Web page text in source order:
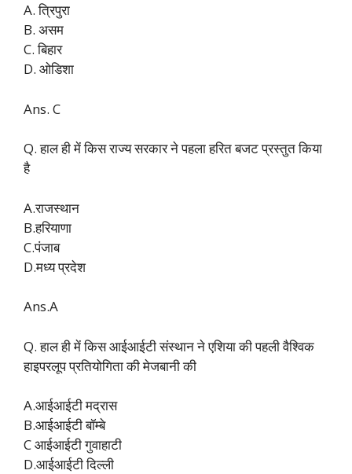
A. त्रिपुरा
B. असम
C. बिहार
D. ओडिशा
Ans. C
Q. हाल ही में किस राज्य सरकार ने पहला हरित बजट प्रस्तुत किया
है
A.राजस्थान
B.हरियाणा
C.पंजाब
D.मध्य प्रदेश
Ans.A
Q. हाल ही में किस आईआईटी संस्थान ने एशिया की पहली वैश्विक
हाइपरलूप प्रतियोगिता की मेजबानी की
A.आईआईटी मद्रास
B.आईआईटी बॉम्बे
C आईआईटी गुवाहाटी
D.आईआईटी दिल्ली